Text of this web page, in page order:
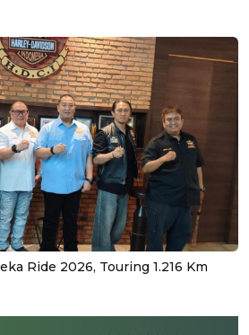
Ride 2026, Touring 1.216 Km